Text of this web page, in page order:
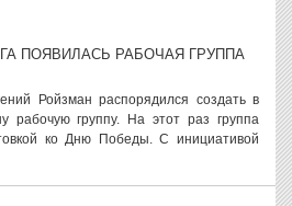
ПОЯВИЛАСЬ РАБОЧАЯ ГРУППА
Ройзман распорядился создать в
рабочую группу. На этот раз группа
ко Дню Победы. С инициативой